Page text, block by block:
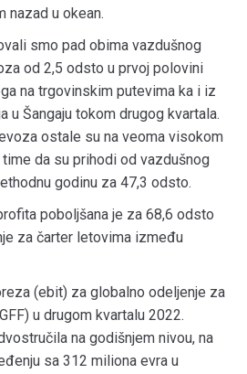
nazad u okean.
smo pad obima vazdušnog
od 2,5 odsto u prvoj polovini
na trgovinskim putevima ka i iz
u Šangaju tokom drugog kvartala.
ostale su na veoma visokom
da su prihodi od vazdušnog
godinu za 47,3 odsto.
poboljšana je za 68,6 odsto
za čarter letovima između
(ebit) za globalno odeljenje za
u drugom kvartalu 2022.
na godišnjem nivou, na
sa 312 miliona evra u